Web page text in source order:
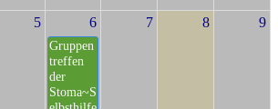
5 6
Gruppen
treffen
der
Stoma~S
7 8 9